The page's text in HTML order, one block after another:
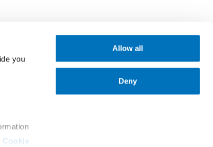
you
Cookie
Allow all
Deny
业生涯
新闻与媒体